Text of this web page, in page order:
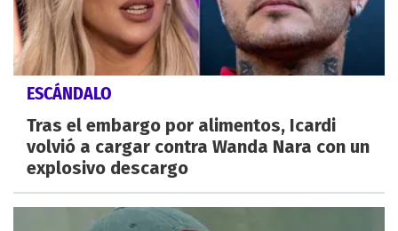
ESCÁNDALO
Tras el embargo por alimentos, Icardi
volvió a cargar contra Wanda Nara con un
explosivo descargo